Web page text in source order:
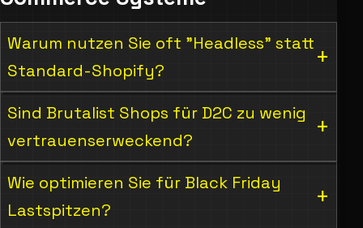
Warum nutzen Sie oft "Headless" statt
Standard-Shopify?
Sind Brutalist Shops für D2C zu wenig
vertrauenserweckend?
Wie optimieren Sie für Black Friday
Lastspitzen?